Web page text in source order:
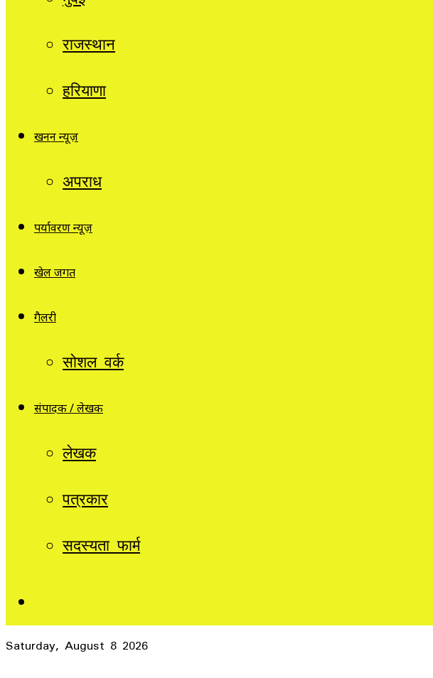
राजस्थान
हरियाणा
खनन न्यूज़
अपराध
पर्यावरण न्यूज़
खेल जगत
गैलरी
सोशल वर्क
संपादक / लेखक
लेखक
पत्रकार
सदस्यता फार्म
Saturday, August 8 2026